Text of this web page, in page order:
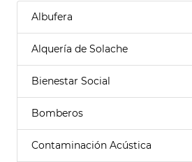
Albufera
Alquería de Solache
Bienestar Social
Bomberos
Contaminación Acústica